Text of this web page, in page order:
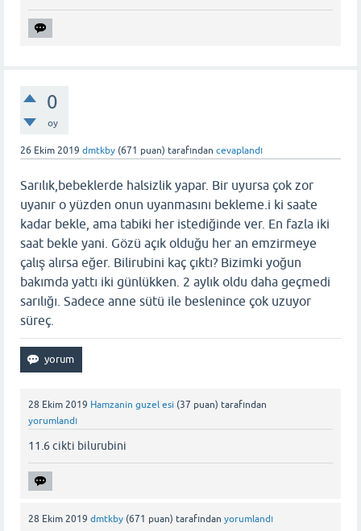
0
oy
26 Ekim 2019 dmtkby (671 puan) tarafından cevaplandı
Sarılık,bebeklerde halsizlik yapar. Bir uyursa çok zor
uyanır o yüzden onun uyanmasını bekleme.i ki saate
kadar bekle, ama tabiki her istediğinde ver. En fazla iki
saat bekle yani. Gözü açık olduğu her an emzirmeye
çalış alırsa eğer. Bilirubini kaç çıktı? Bizimki yoğun
bakımda yattı iki günlükken. 2 aylık oldu daha geçmedi
sarılığı. Sadece anne sütü ile beslenince çok uzuyor
süreç.
28 Ekim 2019 Hamzanin guzel esi (37 puan) tarafından
yorumlandı
11.6 cikti bilurubini
28 Ekim 2019 dmtkby (671 puan) tarafından yorumlandı